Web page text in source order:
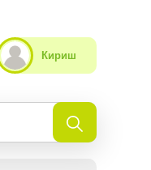
Кириш